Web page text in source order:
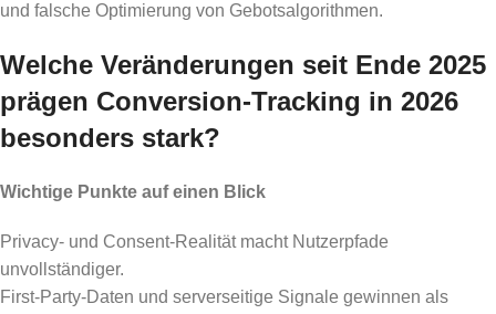
und falsche Optimierung von Gebotsalgorithmen.
Welche Veränderungen seit Ende 2025
prägen Conversion-Tracking in 2026
besonders stark?
Wichtige Punkte auf einen Blick
Privacy- und Consent-Realität macht Nutzerpfade
unvollständiger.
First-Party-Daten und serverseitige Signale gewinnen als